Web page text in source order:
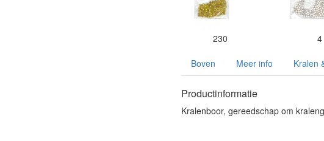
230 4
Boven Meer info Kralen
Productinformatie
Kralenboor, gereedschap om